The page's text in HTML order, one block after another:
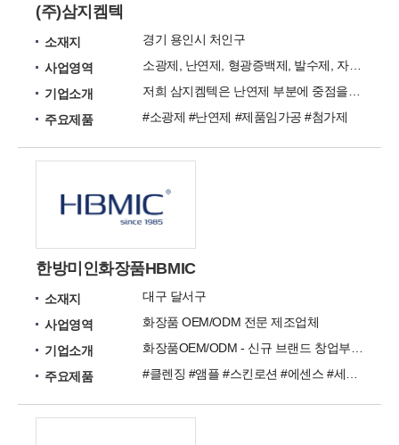
(주)삼지켐텍
소재지
경기 용인시 처인구
사업영역
소광제, 난연제, 형광증백제, 발수제, 자외선차단제, 방충제, 대전방지제
기업소개
주요제품
#소광제 #난연제 #제품임가공 #첨가제
한방미인화장품HBMIC
소재지
대구 달서구
사업영역
화장품 OEM/ODM 전문 제조업체
기업소개
주요제품